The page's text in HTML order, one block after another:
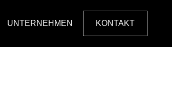
UNTERNEHMEN KONTAKT